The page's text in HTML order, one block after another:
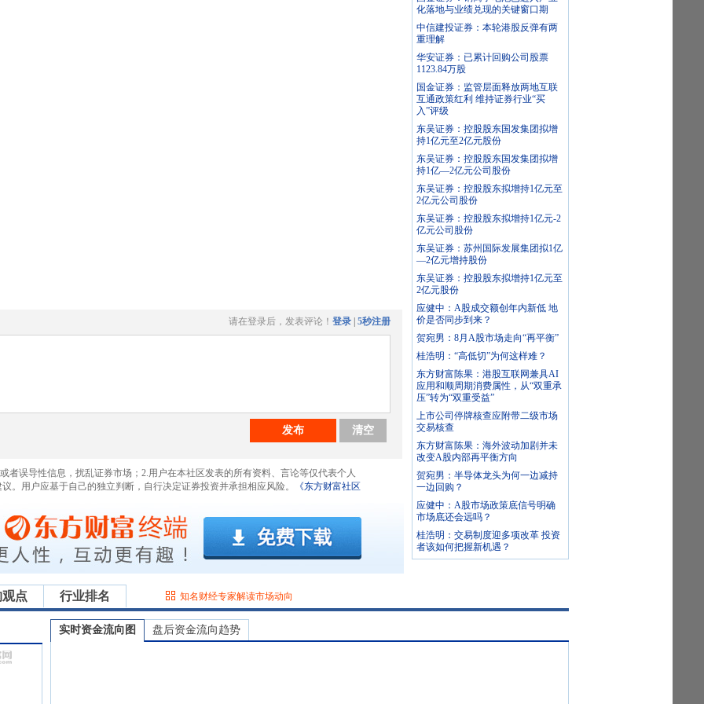
请在登录后，发表评论！ 登录 5秒注册
发布 清空
者误导性信息，扰乱证券市场；2.用户在本社区发表的所有资料、言论等仅代表个人
。用户应基于自己的独立判断，自行决定证券投资并承担相应风险。
《东方财富社区
化落地与业绩兑现的关键窗口期
中信建投证券：本轮港股反弹有两
重理解
华安证券：已累计回购公司股票
1123.84万股
国金证券：监管层面释放两地互联
互通政策红利 维持证券行业“买
入”评级
东吴证券：控股股东国发集团拟增
持1亿元至2亿元股份
东吴证券：控股股东国发集团拟增
持1亿—2亿元公司股份
东吴证券：控股股东拟增持1亿元至
2亿元公司股份
东吴证券：控股股东拟增持1亿元-2
亿元公司股份
东吴证券：苏州国际发展集团拟1亿
—2亿元增持股份
东吴证券：控股股东拟增持1亿元至
2亿元股份
应健中：A股成交额创年内新低 地
价是否同步到来？
贺宛男：8月A股市场走向“再平衡”
桂浩明：“高低切”为何这样难？
东方财富陈果：港股互联网兼具AI
应用和顺周期消费属性，从“双重承
压”转为“双重受益”
上市公司停牌核查应附带二级市场
交易核查
东方财富陈果：海外波动加剧并未
改变A股内部再平衡方向
贺宛男：半导体龙头为何一边减持
一边回购？
应健中：A股市场政策底信号明确
市场底还会远吗？
桂浩明：交易制度迎多项改革 投资
者该如何把握新机遇？
点 行业排名 知名财经专家解读市场动向
实时资金流向图 盘后资金流向趋势